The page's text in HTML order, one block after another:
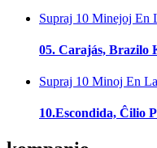
Supraj 10 Minejoj En
05. Carajás, Brazilo
Supraj 10 Minoj En
10.Escondida, Ĉilio